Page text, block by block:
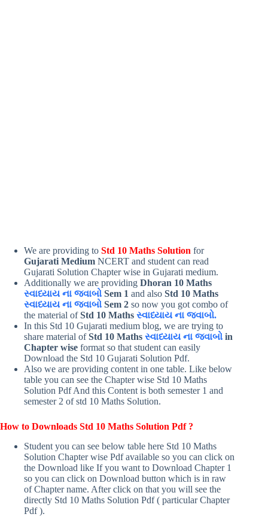
We are providing to Std 10 Maths Solution for
Gujarati Medium NCERT and student can read
Gujarati Solution Chapter wise in Gujarati medium.
Additionally we are providing Dhoran 10 Maths
સ્વાધ્યાય ના જવાબો Sem 1 and also Std 10 Maths
સ્વાધ્યાય ના જવાબો Sem 2 so now you got combo of
the material ofStd 10 Maths સ્વાધ્યાય ના જવાબો.
In this Std 10 Gujarati medium blog, we are trying to
share material ofStd 10 Maths સ્વાધ્યાય ના જવાબો in
Chapter wise format so that student can easily
Download the Std 10 Gujarati Solution Pdf.
Also we are providing content in one table. Like below
table you can see the Chapter wise Std 10 Maths
Solution Pdf And this Content is both semester 1 and
semester 2 of std 10 Maths Solution.
How to Downloads Std 10 Maths Solution Pdf ?
Student you can see below table here Std 10 Maths
Solution Chapter wise Pdf available so you can click on
the Download like If you want to Download Chapter 1
so you can click on Download button which is in raw
of Chapter name. After click on that you will see the
directly Std 10 Maths Solution Pdf ( particular Chapter
Pdf ).